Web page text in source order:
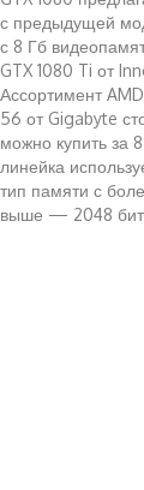
с предыдущей
с 8 Гб
GTX 1080 Ti от
Ассортимент
56 от Gigabyte
можно купить за
линейка
тип памяти с
выше — 2048